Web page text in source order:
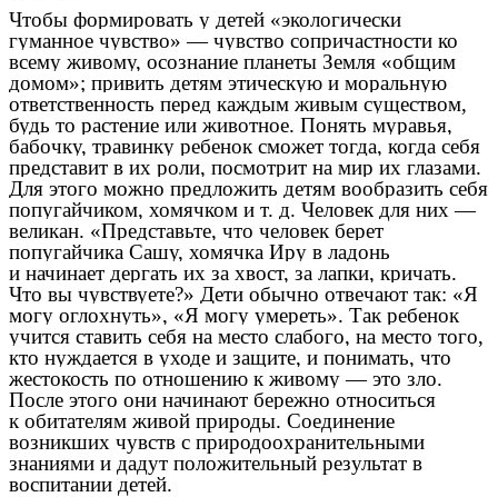
Чтобы формировать у детей «экологически
гуманное чувство» — чувство сопричастности ко
всему живому, осознание планеты Земля «общим
домом»; привить детям этическую и моральную
ответственность перед каждым живым существом,
будь то растение или животное. Понять муравья,
бабочку, травинку ребенок сможет тогда, когда себя
представит в их роли, посмотрит на мир их глазами.
Для этого можно предложить детям вообразить себя
попугайчиком, хомячком и т. д. Человек для них —
великан. «Представьте, что человек берет
попугайчика Сашу, хомячка Иру в ладонь
и начинает дергать их за хвост, за лапки, кричать.
Что вы чувствуете?» Дети обычно отвечают так: «Я
могу оглохнуть», «Я могу умереть». Так ребенок
учится ставить себя на место слабого, на место того,
кто нуждается в уходе и защите, и понимать, что
жестокость по отношению к живому — это зло.
После этого они начинают бережно относиться
к обитателям живой природы. Соединение
возникших чувств с природоохранительными
знаниями и дадут положительный результат в
воспитании детей.